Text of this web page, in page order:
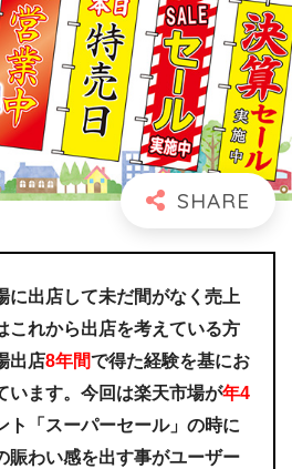
に出店して未だ間がなく売上
これから出店を考えている方
出店8年間で得た経験を基にお
います。今回は楽天市場が年4
ト「スーパーセール」の時に
賑わい感を出す事がユーザー